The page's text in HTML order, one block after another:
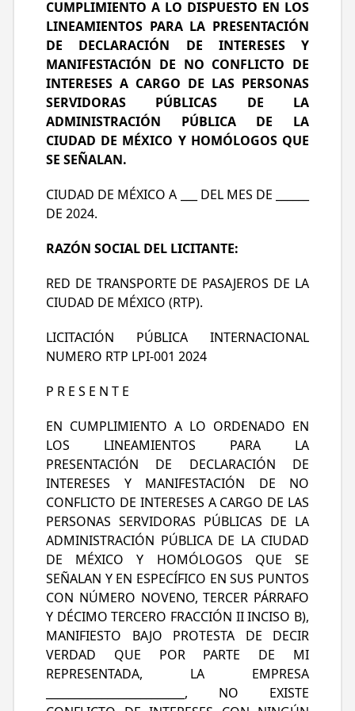
PANORÁMICA DE 360°, CÁMARA DE
REVERSA, CON PANTALLA DE 10” MÍNIMO
EN TABLERO, ACCESIBILIDAD UNIVERSAL AL
100% PARA PERSONAS CON DISCAPACIDAD;
INCLUYE INSTALACIÓN DE
INFRAESTRUCTURA DE CARGA ELÉCTRICA
EN GENERAL DE AUTOBUSES.
CUMPLIMIENTO A LO DISPUESTO EN LOS
LINEAMIENTOS PARA LA PRESENTACIÓN
DE DECLARACIÓN DE INTERESES Y
MANIFESTACIÓN DE NO CONFLICTO DE
INTERESES A CARGO DE LAS PERSONAS
SERVIDORAS PÚBLICAS DE LA
ADMINISTRACIÓN PÚBLICA DE LA
CIUDAD DE MÉXICO Y HOMÓLOGOS QUE
SE SEÑALAN.
CIUDAD DE MÉXICO A ___ DEL MES DE ______
DE 2024.
RAZÓN SOCIAL DEL LICITANTE:
RED DE TRANSPORTE DE PASAJEROS DE LA
CIUDAD DE MÉXICO (RTP).
LICITACIÓN PÚBLICA INTERNACIONAL
NUMERO RTP LPI-001 2024
P R E S E N T E
EN CUMPLIMIENTO A LO ORDENADO EN
LOS LINEAMIENTOS PARA LA
PRESENTACIÓN DE DECLARACIÓN DE
INTERESES Y MANIFESTACIÓN DE NO
CONFLICTO DE INTERESES A CARGO DE LAS
PERSONAS SERVIDORAS PÚBLICAS DE LA
ADMINISTRACIÓN PÚBLICA DE LA CIUDAD
DE MÉXICO Y HOMÓLOGOS QUE SE
SEÑALAN Y EN ESPECÍFICO EN SUS PUNTOS
CON NÚMERO NOVENO, TERCER PÁRRAFO
Y DÉCIMO TERCERO FRACCIÓN II INCISO B),
MANIFIESTO BAJO PROTESTA DE DECIR
VERDAD QUE POR PARTE DE MI
REPRESENTADA, LA EMPRESA
_________________________, NO EXISTE